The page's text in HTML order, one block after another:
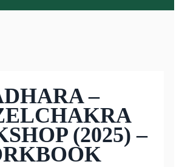
–
(2025) –